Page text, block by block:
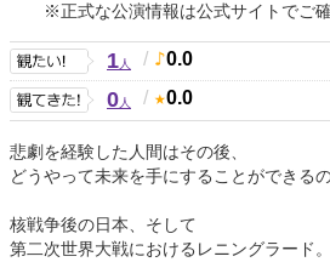
※正式な公演情報は公式サイトでご確
1人 / 0.0
0人 / 0.0
悲劇を経験した人間はその後、
どうやって未来を手にすることができる
核戦争後の日本、そして
第二次世界大戦におけるレニングラード。